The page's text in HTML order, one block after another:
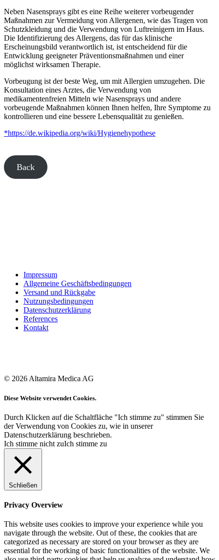
Neben Nasensprays gibt es eine Reihe weiterer vorbeugender
Maßnahmen zur Vermeidung von Allergenen, wie das Tragen von
Schutzkleidung und die Verwendung von Luftreinigern im Haus.
Die Identifizierung des Allergens, das für das klinische
Erscheinungsbild verantwortlich ist, ist entscheidend für die
Entwicklung geeigneter Präventionsmaßnahmen und einer
möglichst wirksamen Therapie.
Vorbeugung ist der beste Weg, um mit Allergien umzugehen. Die
Konsultation eines Arztes, die Verwendung von
medikamentenfreien Mitteln wie Nasensprays und andere
vorbeugende Maßnahmen können Ihnen helfen, Ihre Symptome zu
kontrollieren und eine bessere Lebensqualität zu genießen.
*https://de.wikipedia.org/wiki/Hygienehypothese
Back
Impressum
Allgemeine Geschäftsbedingungen
Versand und Rückgabe
Nutzungsbedingungen
Datenschutzerklärung
References
Kontakt
© 2026 Altamira Medica AG
Diese Website verwendet Cookies.
Durch Klicken auf die Schaltfläche "Ich stimme zu" stimmen Sie
der Verwendung von Cookies zu, wie in unserer
Datenschutzerklärung beschrieben.
Ich stimme nicht zuIch stimme zu
Schließen
Privacy Overview
This website uses cookies to improve your experience while you
navigate through the website. Out of these, the cookies that are
categorized as necessary are stored on your browser as they are
essential for the working of basic functionalities of the website. We